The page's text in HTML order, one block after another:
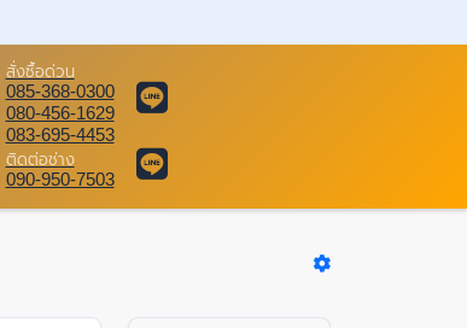
สั่งซื้อด่วน
085-368-0300
080-456-1629
083-695-4453
ติดต่อช่าง
090-950-7503